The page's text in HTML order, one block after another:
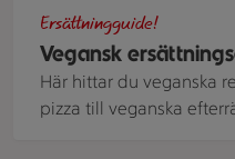
Vegansk
Ersättningguide!
Här hittar du veganska
pizza till veganska